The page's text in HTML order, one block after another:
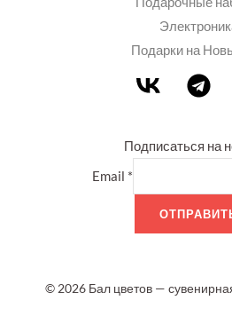
Подарки на
Подписаться на
Email *
© 2026 Бал цветов —